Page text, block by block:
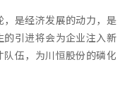
是经济发展的动力，是
引进将会为企业注入新
伍，为川恒股份的磷化